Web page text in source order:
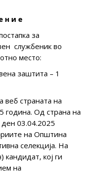
н и е
за
службеник во
местo:
заштита – 1
веб страната на
година. Од страна на
03.04.2025
на Општина
селекција. На
кандидат, кој ги
на